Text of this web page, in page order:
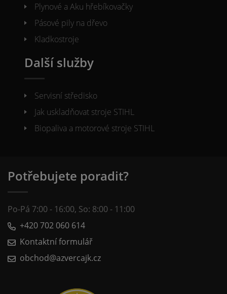
Plynové a Aku hřebíkovačky
Pásové pily na dřevo
Kladkostroje
Další služby
Servisní středisko
Jak uskladňovat stroje STIHL
Biopaliva a motorové stroje STIHL
Potřebujete poradit?
Po-Pá 7:00 - 16:00, So: 8:00 - 11:00
+420 702 060 614
Kontaktní formulář
obchod@azvercajk.cz